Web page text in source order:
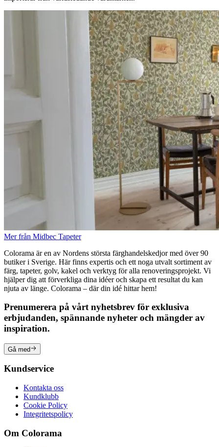
Mer från Midbec Tapeter
Colorama är en av Nordens största färghandelskedjor med över 90
butiker i Sverige. Här finns expertis och ett noga utvalt sortiment av
färg, tapeter, golv, kakel och verktyg för alla renoveringsprojekt. Vi
hjälper dig att förverkliga dina idéer och skapa ett resultat du kan
njuta av länge. Colorama – där din idé hittar hem!
Prenumerera på vårt nyhetsbrev för exklusiva
erbjudanden, spännande nyheter och mängder av
inspiration.
Gå med
Kundservice
Kontakta oss
Kundklubb
Cookie Policy
Integritetspolicy
Om Colorama